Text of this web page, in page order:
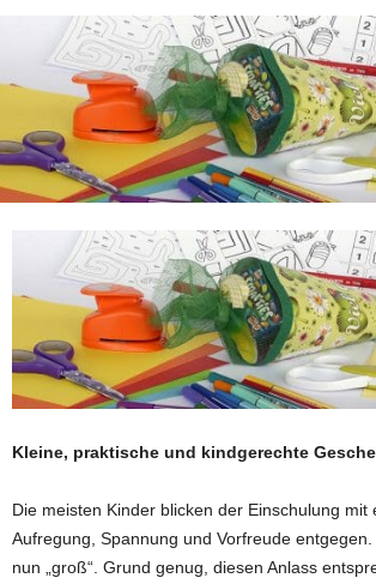
Kleine, praktische und kindgerechte
Die meisten Kinder blicken der Einschulung mit
Aufregung, Spannung und Vorfreude
nun „groß“. Grund genug, diesen Anlass